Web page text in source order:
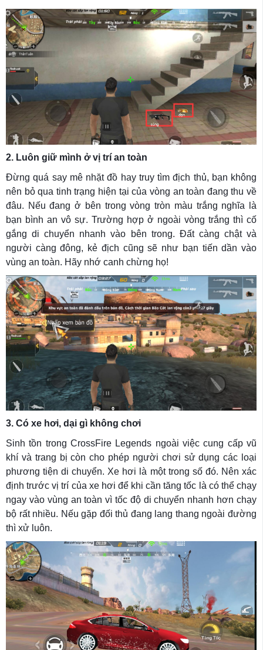
2. Luôn giữ mình ở vị trí an toàn
Đừng quá say mê nhặt đồ hay truy tìm địch thủ, bạn không
nên bỏ qua tinh trạng hiện tại của vòng an toàn đang thu về
đâu. Nếu đang ở bên trong vòng tròn màu trắng nghĩa là
bạn bình an vô sự. Trường hợp ở ngoài vòng trắng thì cố
gắng di chuyển nhanh vào bên trong. Đất càng chật và
người càng đông, kẻ địch cũng sẽ như bạn tiến dần vào
vùng an toàn. Hãy nhớ canh chừng họ!
3. Có xe hơi, dại gì không chơi
Sinh tồn trong CrossFire Legends ngoài việc cung cấp vũ
khí và trang bị còn cho phép người chơi sử dụng các loại
phương tiện di chuyển. Xe hơi là một trong số đó. Nên xác
định trước vị trí của xe hơi để khi cần tăng tốc là có thể chạy
ngay vào vùng an toàn vì tốc độ di chuyển nhanh hơn chạy
bộ rất nhiều. Nếu gặp đối thủ đang lang thang ngoài đường
thì xử luôn.